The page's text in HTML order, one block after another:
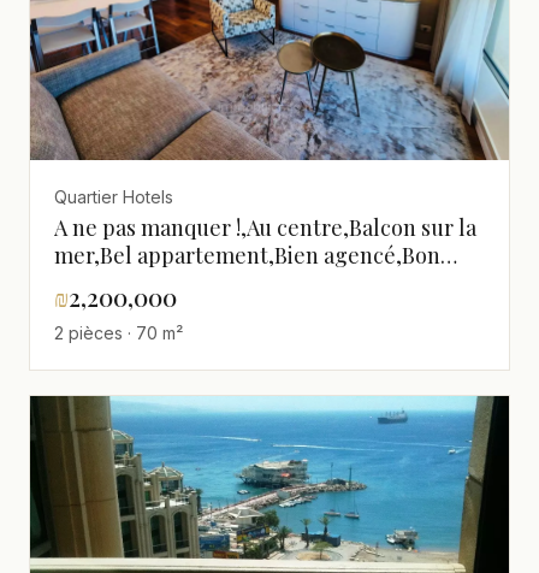
Quartier Hotels
A ne pas manquer !,Au centre,Balcon sur la
mer,Bel appartement,Bien agencé,Bon
occasion,Bonnes
orientations,Calme,Clair,Dans un bel
immeuble,En bon etat,Entierement
meuble,Etage haut avec vue,Grand,Haut
standing,Investi,Lux
₪2,200,000
2 pièces · 70 m²